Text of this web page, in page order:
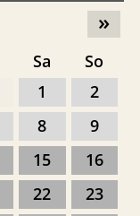
»
Sa
So
1
2
8
9
15
16
22
23